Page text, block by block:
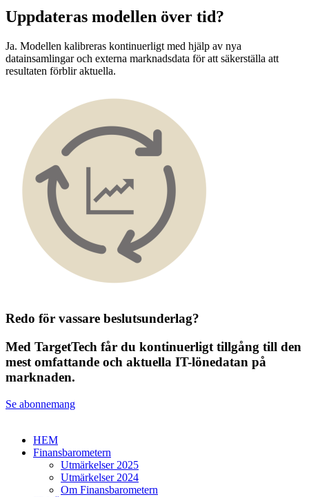
Uppdateras modellen över tid?
Ja. Modellen kalibreras kontinuerligt med hjälp av nya
datainsamlingar och externa marknadsdata för att säkerställa att
resultaten förblir aktuella.
Redo för vassare beslutsunderlag?
Med TargetTech får du kontinuerligt tillgång till den
mest omfattande och aktuella IT-lönedatan på
marknaden.
Se abonnemang
HEM
Finansbarometern
Utmärkelser 2025
Utmärkelser 2024
Om Finansbarometern